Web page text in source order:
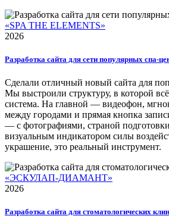
«SPA THE ELEMENTS»
2026
Разработка сайта для сети популярных спа-
Сделали отличный новый сайта для
Мы выстроили структуру, в которой
система. На главной — видеофон,
между городами и прямая кнопка
— с фотографиями, страной
визуальным индикатором силы
украшение, это реальный инструмент.
«ЭСКУЛАП-ДИАМАНТ»
2026
Разработка сайта для стоматологических